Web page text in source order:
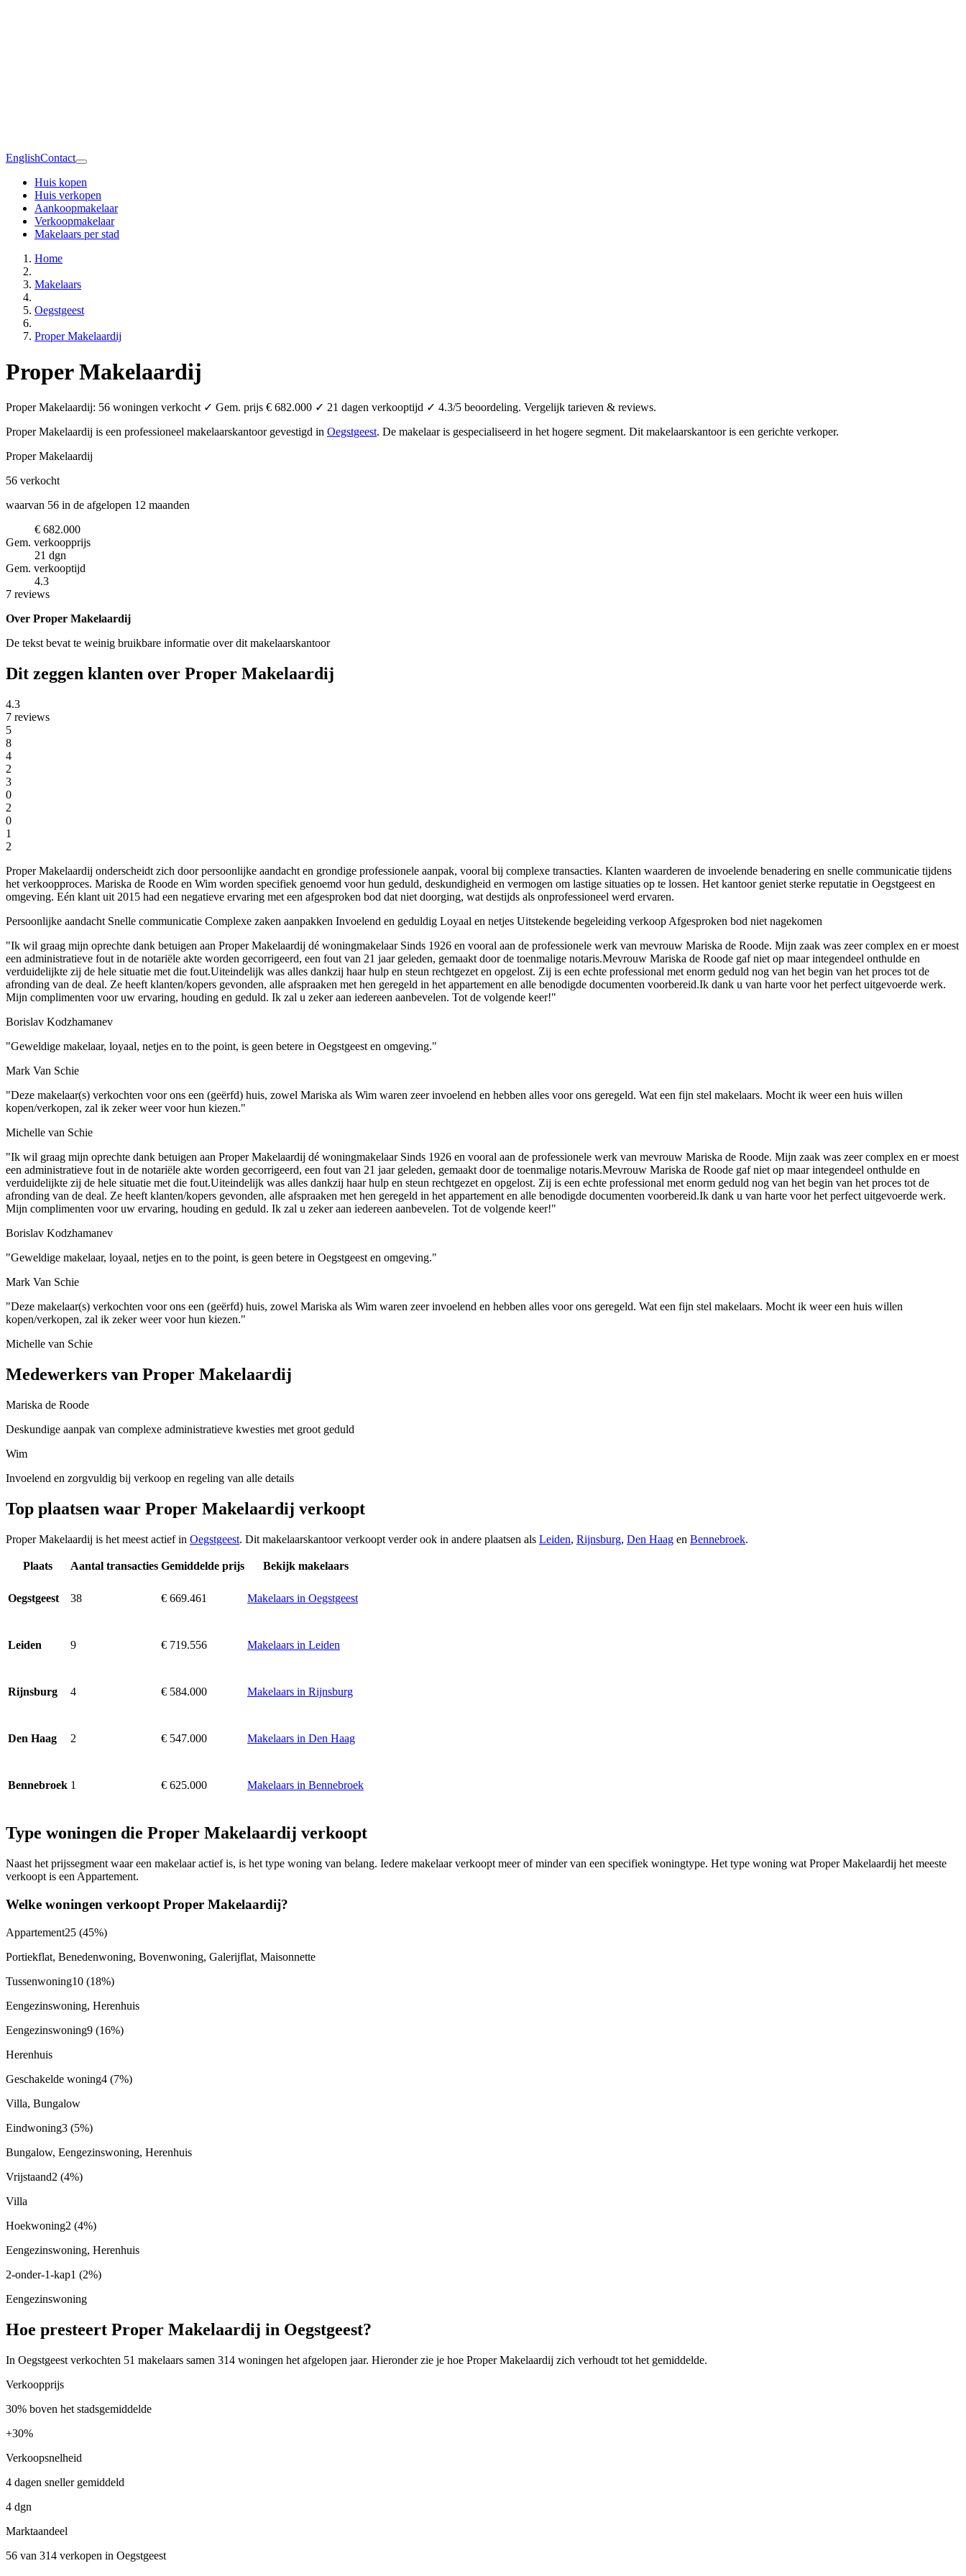
EnglishContact
Huis kopen
Huis verkopen
Aankoopmakelaar
Verkoopmakelaar
Makelaars per stad
Home
Makelaars
Oegstgeest
Proper Makelaardij
Proper Makelaardij
Proper Makelaardij: 56 woningen verkocht ✓ Gem. prijs € 682.000 ✓ 21 dagen verkooptijd ✓ 4.3/5 beoordeling. Vergelijk tarieven & reviews.
Proper Makelaardij is een professioneel makelaarskantoor gevestigd in Oegstgeest. De makelaar is gespecialiseerd in het hogere segment. Dit makelaarskantoor is een gerichte verkoper.
Proper Makelaardij
56 verkocht
waarvan 56 in de afgelopen 12 maanden
€ 682.000
Gem. verkoopprijs
21 dgn
Gem. verkooptijd
4.3
7 reviews
Over Proper Makelaardij
De tekst bevat te weinig bruikbare informatie over dit makelaarskantoor
Dit zeggen klanten over Proper Makelaardij
4.3
7 reviews
5
8
4
2
3
0
2
0
1
2
Proper Makelaardij onderscheidt zich door persoonlijke aandacht en grondige professionele aanpak, vooral bij complexe transacties. Klanten waarderen de invoelende benadering en snelle communicatie tijdens
het verkoopproces. Mariska de Roode en Wim worden specifiek genoemd voor hun geduld, deskundigheid en vermogen om lastige situaties op te lossen. Het kantoor geniet sterke reputatie in Oegstgeest en
omgeving. Eén klant uit 2015 had een negatieve ervaring met een afgesproken bod dat niet doorging, wat destijds als onprofessioneel werd ervaren.
Persoonlijke aandacht Snelle communicatie Complexe zaken aanpakken Invoelend en geduldig Loyaal en netjes Uitstekende begeleiding verkoop Afgesproken bod niet nagekomen
"Ik wil graag mijn oprechte dank betuigen aan Proper Makelaardij dé woningmakelaar Sinds 1926 en vooral aan de professionele werk van mevrouw Mariska de Roode. Mijn zaak was zeer complex en er moest
een administratieve fout in de notariële akte worden gecorrigeerd, een fout van 21 jaar geleden, gemaakt door de toenmalige notaris.Mevrouw Mariska de Roode gaf niet op maar integendeel onthulde en
verduidelijkte zij de hele situatie met die fout.Uiteindelijk was alles dankzij haar hulp en steun rechtgezet en opgelost. Zij is een echte professional met enorm geduld nog van het begin van het proces tot de
afronding van de deal. Ze heeft klanten/kopers gevonden, alle afspraaken met hen geregeld in het appartement en alle benodigde documenten voorbereid.Ik dank u van harte voor het perfect uitgevoerde werk.
Mijn complimenten voor uw ervaring, houding en geduld. Ik zal u zeker aan iedereen aanbevelen. Tot de volgende keer!"
Borislav Kodzhamanev
"Geweldige makelaar, loyaal, netjes en to the point, is geen betere in Oegstgeest en omgeving."
Mark Van Schie
"Deze makelaar(s) verkochten voor ons een (geërfd) huis, zowel Mariska als Wim waren zeer invoelend en hebben alles voor ons geregeld. Wat een fijn stel makelaars. Mocht ik weer een huis willen
kopen/verkopen, zal ik zeker weer voor hun kiezen."
Michelle van Schie
"Ik wil graag mijn oprechte dank betuigen aan Proper Makelaardij dé woningmakelaar Sinds 1926 en vooral aan de professionele werk van mevrouw Mariska de Roode. Mijn zaak was zeer complex en er moest
een administratieve fout in de notariële akte worden gecorrigeerd, een fout van 21 jaar geleden, gemaakt door de toenmalige notaris.Mevrouw Mariska de Roode gaf niet op maar integendeel onthulde en
verduidelijkte zij de hele situatie met die fout.Uiteindelijk was alles dankzij haar hulp en steun rechtgezet en opgelost. Zij is een echte professional met enorm geduld nog van het begin van het proces tot de
afronding van de deal. Ze heeft klanten/kopers gevonden, alle afspraaken met hen geregeld in het appartement en alle benodigde documenten voorbereid.Ik dank u van harte voor het perfect uitgevoerde werk.
Mijn complimenten voor uw ervaring, houding en geduld. Ik zal u zeker aan iedereen aanbevelen. Tot de volgende keer!"
Borislav Kodzhamanev
"Geweldige makelaar, loyaal, netjes en to the point, is geen betere in Oegstgeest en omgeving."
Mark Van Schie
"Deze makelaar(s) verkochten voor ons een (geërfd) huis, zowel Mariska als Wim waren zeer invoelend en hebben alles voor ons geregeld. Wat een fijn stel makelaars. Mocht ik weer een huis willen
kopen/verkopen, zal ik zeker weer voor hun kiezen."
Michelle van Schie
Medewerkers van Proper Makelaardij
Mariska de Roode
Deskundige aanpak van complexe administratieve kwesties met groot geduld
Wim
Invoelend en zorgvuldig bij verkoop en regeling van alle details
Top plaatsen waar Proper Makelaardij verkoopt
Proper Makelaardij is het meest actief in Oegstgeest. Dit makelaarskantoor verkoopt verder ook in andere plaatsen als Leiden, Rijnsburg, Den Haag en Bennebroek.
Plaats Aantal transacties Gemiddelde prijs Bekijk makelaars
Oegstgeest 38 € 669.461 Makelaars in Oegstgeest
Leiden 9 € 719.556 Makelaars in Leiden
Rijnsburg 4 € 584.000 Makelaars in Rijnsburg
Den Haag 2 € 547.000 Makelaars in Den Haag
Bennebroek 1 € 625.000 Makelaars in Bennebroek
Type woningen die Proper Makelaardij verkoopt
Naast het prijssegment waar een makelaar actief is, is het type woning van belang. Iedere makelaar verkoopt meer of minder van een specifiek woningtype. Het type woning wat Proper Makelaardij het meeste
verkoopt is een Appartement.
Welke woningen verkoopt Proper Makelaardij?
Appartement25 (45%)
Portiekflat, Benedenwoning, Bovenwoning, Galerijflat, Maisonnette
Tussenwoning10 (18%)
Eengezinswoning, Herenhuis
Eengezinswoning9 (16%)
Herenhuis
Geschakelde woning4 (7%)
Villa, Bungalow
Eindwoning3 (5%)
Bungalow, Eengezinswoning, Herenhuis
Vrijstaand2 (4%)
Villa
Hoekwoning2 (4%)
Eengezinswoning, Herenhuis
2-onder-1-kap1 (2%)
Eengezinswoning
Hoe presteert Proper Makelaardij in Oegstgeest?
In Oegstgeest verkochten 51 makelaars samen 314 woningen het afgelopen jaar. Hieronder zie je hoe Proper Makelaardij zich verhoudt tot het gemiddelde.
Verkoopprijs
30% boven het stadsgemiddelde
+30%
Verkoopsnelheid
4 dagen sneller gemiddeld
4 dgn
Marktaandeel
56 van 314 verkopen in Oegstgeest